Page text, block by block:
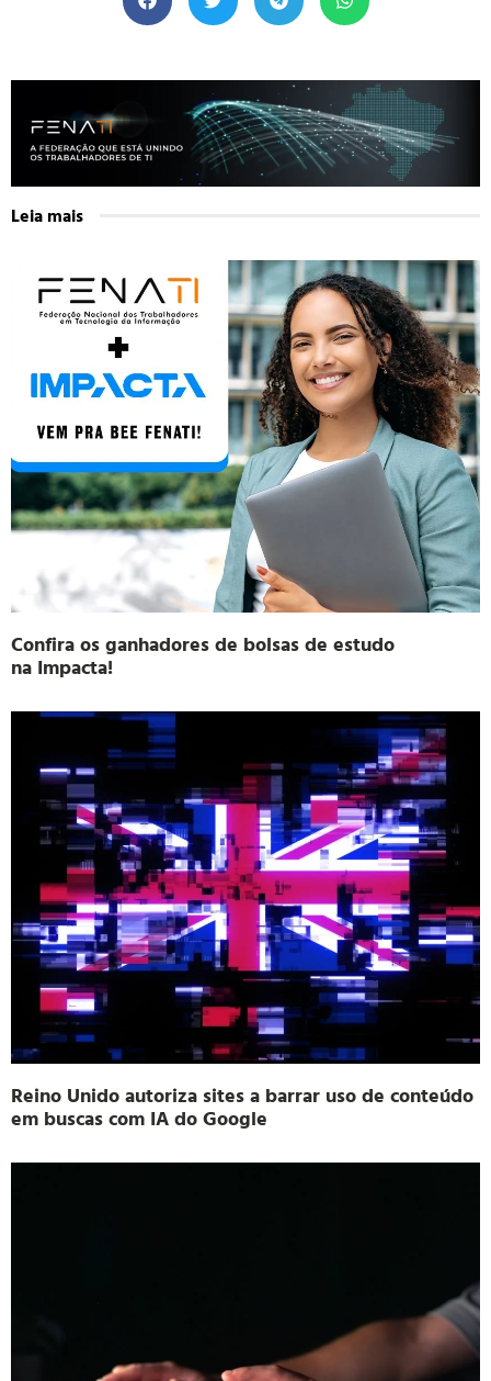
Leia mais
Confira os ganhadores de bolsas de estudo
na Impacta!
Reino Unido autoriza sites a barrar uso de conteúdo
em buscas com IA do Google